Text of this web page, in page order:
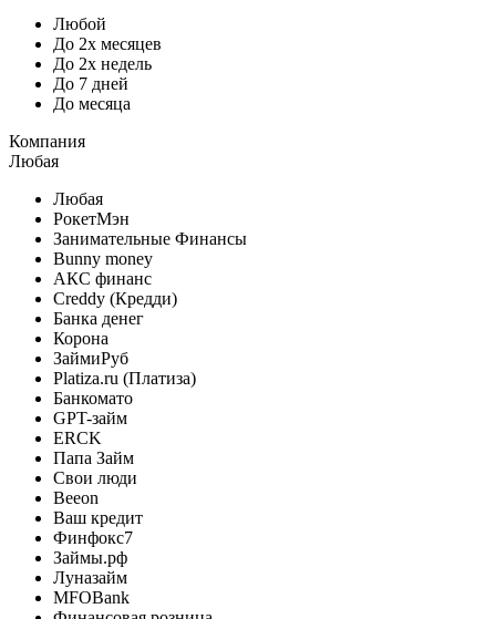
Любой
До 2х месяцев
До 2х недель
До 7 дней
До месяца
Компания
Любая
Любая
РокетМэн
Занимательные Финансы
Bunny money
АКС финанс
Creddy (Кредди)
Банка денег
Корона
ЗаймиРуб
Platiza.ru (Платиза)
Банкомато
GPT-займ
ERCK
Папа Займ
Свои люди
Beeon
Ваш кредит
Финфокс7
Займы.рф
Луназайм
MFOBank